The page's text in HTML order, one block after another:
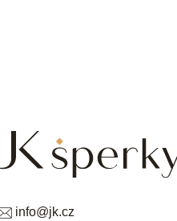
info@jk.cz